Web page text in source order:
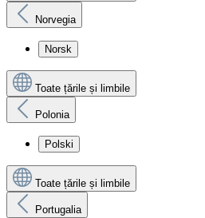
Norvegia
Norsk
Toate țările și limbile
Polonia
Polski
Toate țările și limbile
Portugalia